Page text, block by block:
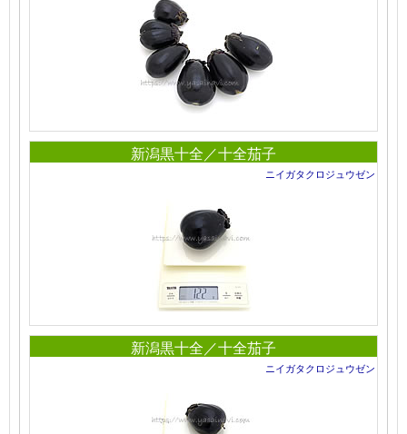
新潟黒十全／十全茄子
ニイガタクロジュウゼン
新潟黒十全／十全茄子
ニイガタクロジュウゼン